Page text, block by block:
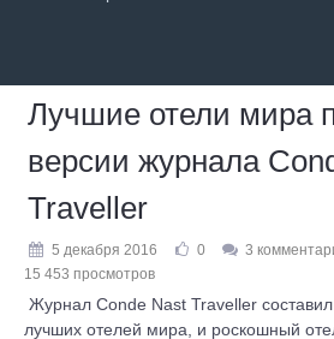
Лучшие отели мира
версии журнала
Traveller
5 декабря 2016 0
3
15 453 просмотров
Журнал Conde Nast Traveller составил
лучших отелей мира, и роскошный